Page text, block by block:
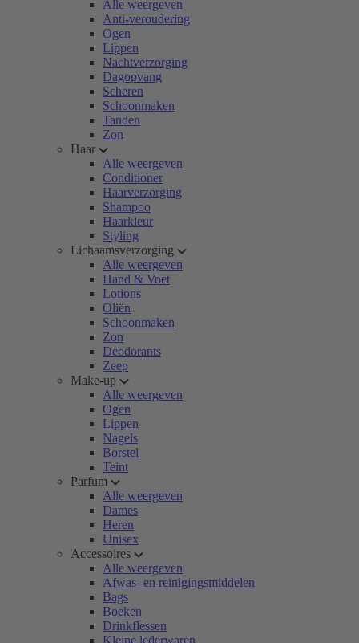
Alle weergeven
Anti-veroudering
Ogen
Lippen
Nachtverzorging
Dagopvang
Scheren
Schoonmaken
Tanden
Zon
Haar
Alle weergeven
Conditioner
Haarverzorging
Shampoo
Haarkleur
Styling
Lichaamsverzorging
Alle weergeven
Hand & Voet
Lotions
Oliën
Schoonmaken
Zon
Deodorants
Zeep
Make-up
Alle weergeven
Ogen
Lippen
Nagels
Borstel
Teint
Parfum
Alle weergeven
Dames
Heren
Unisex
Accessoires
Alle weergeven
Afwas- en reinigingsmiddelen
Bags
Boeken
Drinkflessen
Kleine lederwaren